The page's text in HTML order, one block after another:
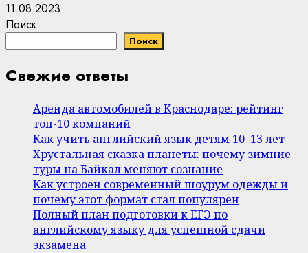
11.08.2023
Поиск
Поиск
Свежие ответы
Аренда автомобилей в Краснодаре: рейтинг
топ-10 компаний
Как учить английский язык детям 10–13 лет
Хрустальная сказка планеты: почему зимние
туры на Байкал меняют сознание
Как устроен современный шоурум одежды и
почему этот формат стал популярен
Полный план подготовки к ЕГЭ по
английскому языку для успешной сдачи
экзамена